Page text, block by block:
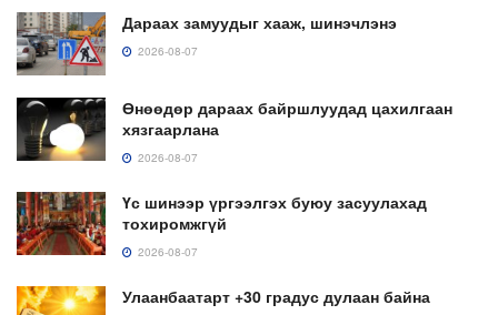
Дараах замуудыг хааж, шинэчлэнэ
2026-08-07
Өнөөдөр дараах байршлуудад цахилгаан
хязгаарлана
2026-08-07
Үс шинээр үргээлгэх буюу засуулахад
тохиромжгүй
2026-08-07
Улаанбаатарт +30 градус дулаан байна